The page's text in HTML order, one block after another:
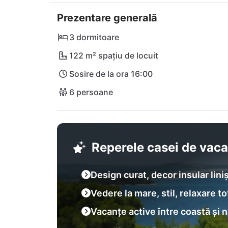
Bucură-te de o cină delicioasă la
Național Kornati într-o excursie de o zi. Fie
aici îți vei găsi propriul paradis personal
Prezentare generală
3 dormitoare
122 m² spațiu de locuit
Sosire de la ora 16:00
6 persoane
Reperele casei de
Design curat, decor insular
Vedere la mare, stil, relaxare
Vacanțe active între coastă și